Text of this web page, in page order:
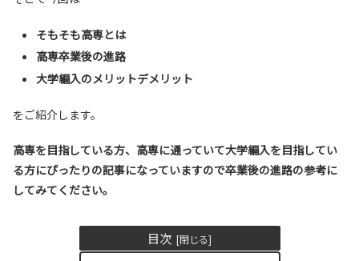
そもそも高専とは
高専卒業後の進路
大学編入のメリットデメリット
をご紹介します。
高専を目指している方、高専に通っていて大学編入を目指してい
る方にぴったりの記事になっていますので卒業後の進路の参考に
してみてください。
目次